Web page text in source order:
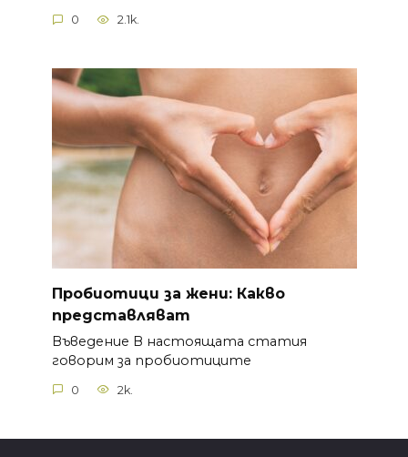
0 2.1k.
Пробиотици за жени: Какво
представляват
Въведение В настоящата статия
говорим за пробиотиците
0 2k.